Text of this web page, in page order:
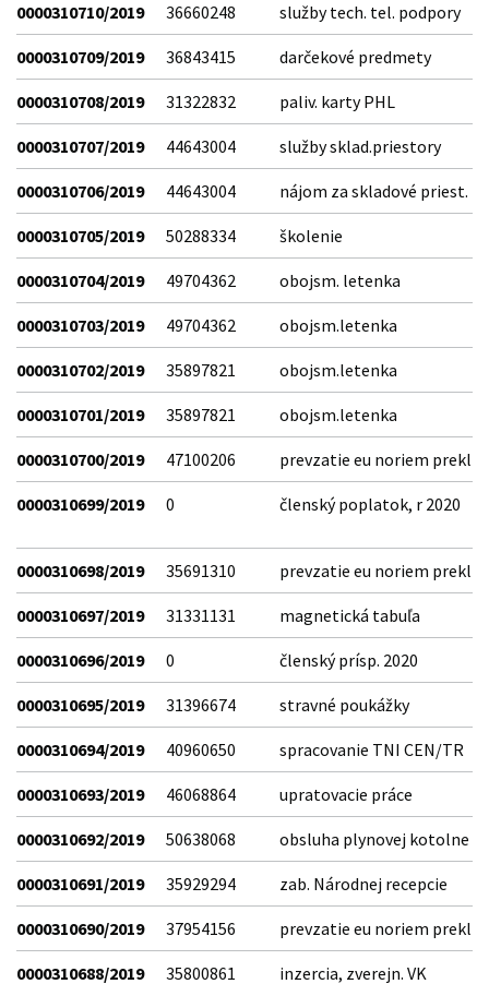
0000310710/2019 36660248 služby tech. tel. podpory
0000310709/2019 36843415 darčekové predmety
0000310708/2019 31322832 paliv. karty PHL
0000310707/2019 44643004 služby sklad.priestory
0000310706/2019 44643004 nájom za skladové priest.
0000310705/2019 50288334 školenie
0000310704/2019 49704362 obojsm. letenka
0000310703/2019 49704362 obojsm.letenka
0000310702/2019 35897821 obojsm.letenka
0000310701/2019 35897821 obojsm.letenka
0000310700/2019 47100206 prevzatie eu noriem prekl
0000310699/2019 0 členský poplatok, r 2020
0000310698/2019 35691310 prevzatie eu noriem prekl
0000310697/2019 31331131 magnetická tabuľa
0000310696/2019 0 členský prísp. 2020
0000310695/2019 31396674 stravné poukážky
0000310694/2019 40960650 spracovanie TNI CEN/TR
0000310693/2019 46068864 upratovacie práce
0000310692/2019 50638068 obsluha plynovej kotolne
0000310691/2019 35929294 zab. Národnej recepcie
0000310690/2019 37954156 prevzatie eu noriem prekl
0000310688/2019 35800861 inzercia, zverejn. VK